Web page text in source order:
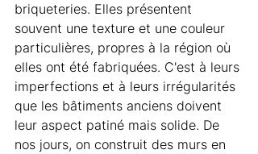
briqueteries. Elles présentent
souvent une texture et une couleur
particulières, propres à la région où
elles ont été fabriquées. C'est à leurs
imperfections et à leurs irrégularités
que les bâtiments anciens doivent
leur aspect patiné mais solide. De
nos jours, on construit des murs en